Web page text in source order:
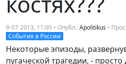
9-07-2013, 11:00 • Опубл.:Apolitikus •
События в России
Некоторые эпизоды,
пугаческой трагедии, -